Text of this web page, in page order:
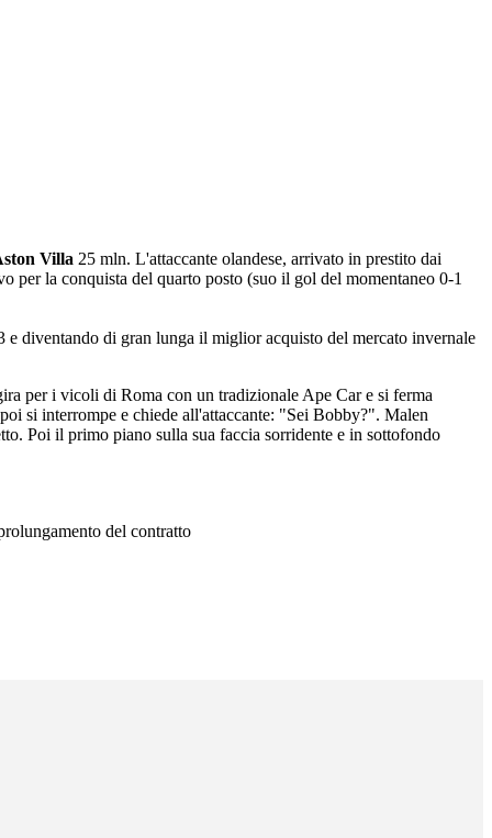
Villa 25 mln. L'attaccante olandese, arrivato in prestito dai
per la conquista del quarto posto (suo il gol del momentaneo 0-1
e diventando di gran lunga il miglior acquisto del mercato invernale
per i vicoli di Roma con un tradizionale Ape Car e si ferma
si interrompe e chiede all'attaccante: "Sei Bobby?". Malen
Poi il primo piano sulla sua faccia sorridente e in sottofondo
del contratto